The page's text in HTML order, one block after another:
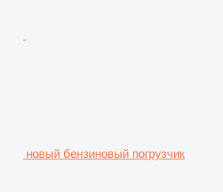
новый бензиновый погрузчик